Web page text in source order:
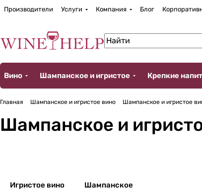
Производители Услуги Компания Блог
Вино Шампанское и игристое Крепкие
Главная Шампанское и игристое вино Шампанское и игристое
Шампанское и
Игристое вино Шампанское